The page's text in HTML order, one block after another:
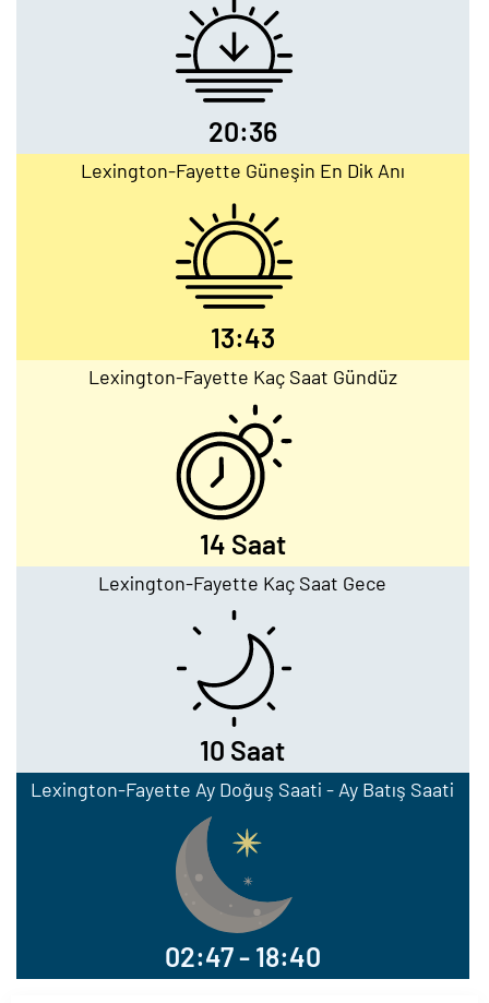
20:36
Lexington-Fayette Güneşin En Dik Anı
13:43
Lexington-Fayette Kaç Saat Gündüz
14 Saat
Lexington-Fayette Kaç Saat Gece
10 Saat
Lexington-Fayette Ay Doğuş Saati - Ay Batış Saati
02:47 - 18:40